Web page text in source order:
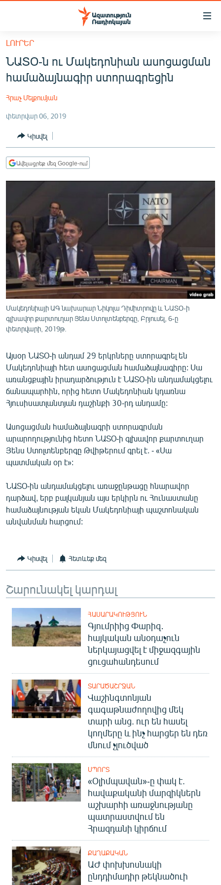
Մատչելիության
հիմնական
բովանդակությանը
Անցնել
հիմնական
մենյուին
ՔԱՂԱՔԱԿԱՆ
ԸՆՏՐՈՒԹՅՈՒՆՆԵՐ 2026
ԻՐԱՎՈՒՆՔ
ՀԱՍԱՐԱԿՈՒԹՅՈՒՆ
ՏՆՏԵՍՈՒԹՅՈՒՆ
ՊԱՏԵՐԱԶՄԻ 6 ՇԱԲԱԹՆԵՐԸ
ՏԱՐԱԾԱՇՐՋԱՆ
ՄԻՋԱԶԳԱՅԻՆ
ՄՇԱԿՈՒՅԹ
ՍՊՈՐՏ
ՄԵԿՆԱԲԱՆՈՒԹՅՈՒՆ
ՏՏ ԵՒ ԻՆՏԵՐՆԵՏ
ԿՈՐՈՆԱՎԻՐՈՒՍ
ԱՐԽԻՎ
ՏԵՍԱՆՅՈՒԹԵՐ
ԲԱՆԱՎԵՃ
ՁԳՏԵԼՈՎ ԼԱՎԱԳՈՒՅՆԻՆ
ՓՈԴՔԱՍԹ
Հայերեն
English
Русский
ՀԵՏԵՎԵՔ ՄԵԶ
«Ազատության» բոլոր կայքերը
ԼՈՒՐԵՐ
ՆԱՏՕ-ն ու Մակեդոնիան ասոցացման
համաձայնագիր ստորագրեցին
Հրաչ Մելքումյան
փետրվար 06, 2019
Կիսվել
Ավելացրեք մեզ Google-ում
Մակեդոնիայի ԱԳ նախարար Նիկոլա Դիմիտրովը և ՆԱՏՕ-ի
գլխավոր քարտուղար Յենս Ստոլտենբերգը, Բրյուսել, 6-ը
փետրվարի, 2019թ.
Այսօր ՆԱՏՕ-ի անդամ 29 երկրները ստորագրել են
Մակեդոնիայի հետ ասոցացման համաձայնագիրը: Սա
առանցքային իրադարձություն է ՆԱՏՕ-ին անդամակցելու
ճանապարհին, որից հետո Մակեդոնիան կդառնա
Հյուսիսատլանտյան դաշինքի 30-րդ անդամը:
Ասոցացման համաձայնագրի ստորագրման
արարողությունից հետո ՆԱՏՕ-ի գլխավոր քարտուղար
Յենս Ստոլտենբերգը Թվիթերում գրել է. - «Սա
պատմական օր է»:
ՆԱՏՕ-ին անդամակցելու առաջընթացը հնարավոր
դարձավ, երբ բալկանյան այս երկիրն ու Հունաստանը
համաձայնության եկան Մակեդոնիայի պաշտոնական
անվանման հարցում:
Կիսվել Հետևեք մեզ
Շարունակել կարդալ
ՀԱՍԱՐԱԿՈՒԹՅՈՒՆ
Գյումրիից Փարիզ․
հայկական անօդաչուն
ներկայացվել է միջազգային
ցուցահանդեսում
ՏԱՐԱԾԱՇՐՋԱՆ
Վաշինգտոնյան
գագաթնաժողովից մեկ
տարի անց. ուր են հասել
կողմերը և ինչ հարցեր են դեռ
մնում չլուծված
ՍՊՈՐՏ
«Օլիմպավան»-ը փակ է.
հավաքականի մարզիկներն
աշխարհի առաջնությանը
պատրաստվում են
Հրազդանի կիրճում
ՔԱՂԱՔԱԿԱՆ
ԱԺ փոխխոսնակի
ընդդիմադիր թեկնածուի